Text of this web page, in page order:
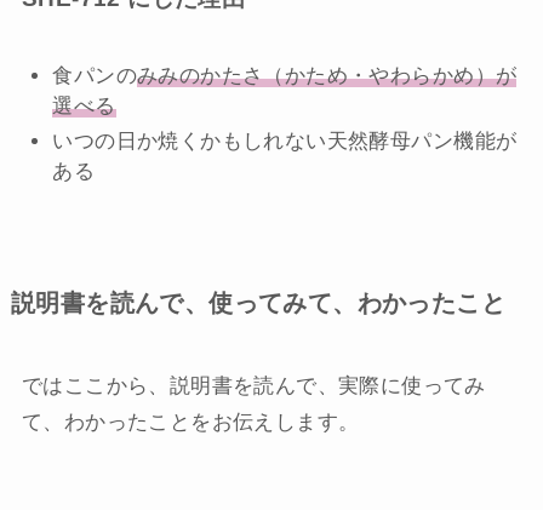
食パンのみみのかたさ（かため・やわらかめ）が
選べる
いつの日か焼くかもしれない天然酵母パン機能が
ある
説明書を読んで、使ってみて、わかったこと
ではここから、説明書を読んで、実際に使ってみ
て、わかったことをお伝えします。